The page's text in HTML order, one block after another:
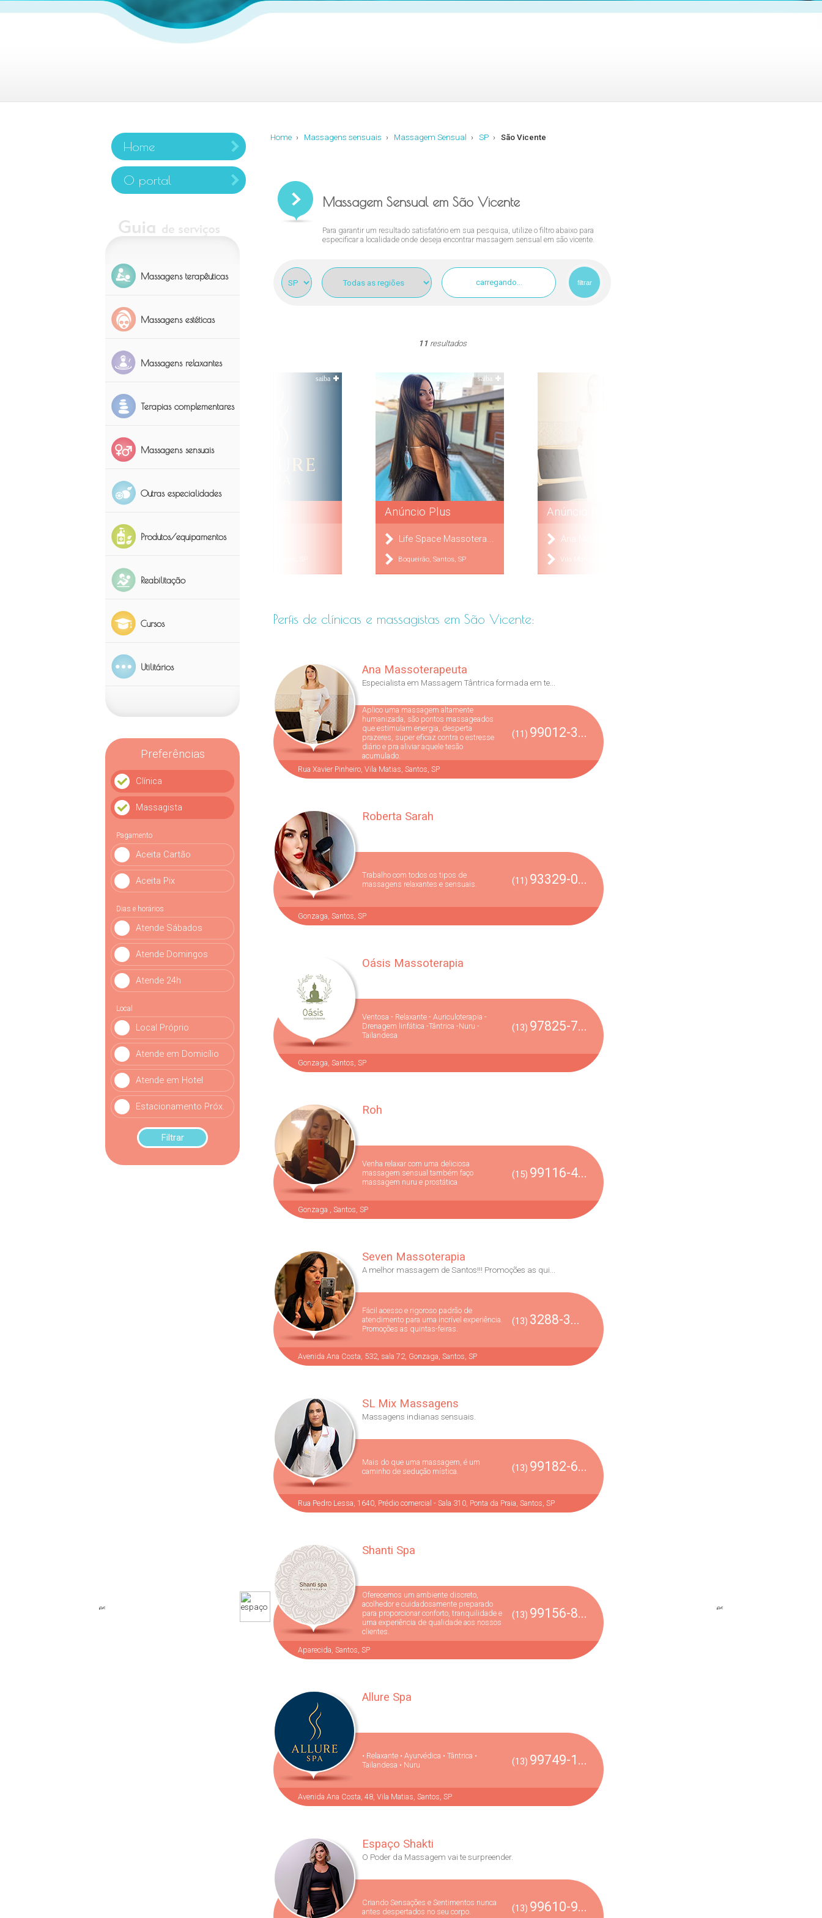
Home
O portal
Massagens terapêuticas
Massagens estéticas
Massagens relaxantes
Terapias complementares
Massagens sensuais
Outras especialidades
Produtos/equipamentos
Reabilitação
Cursos
Utilitários
Preferências
Clínica
Massagista
Pagamento
Aceita Cartão
Aceita Pix
Dias e horários
Atende Sábados
Atende Domingos
Atende 24h
Local
Local Próprio
Atende em Domicílio
Atende em Hotel
Estacionamento Próx.
Filtrar
Home › Massagens sensuais › Massagem Sensual › SP › São Vicente
Massagem Sensual em São Vicente
Para garantir um resultado satisfatório em sua pesquisa, utilize o filtro abaixo para
especificar a localidade onde deseja encontrar massagem sensual em são vicente.
carregando... filtrar
11resultados
saiba saiba
Anúncio Plus
Life Space Massotera...
Boqueirão, Santos, SP
Anúncio Plus
Ana Massoterapeuta
Vila Matias, Santos, SP
Perfis de clínicas e massagistas em São Vicente:
Ana Massoterapeuta
Especialista em Massagem Tântrica formada em te...
Aplico uma massagem altamente
humanizada, são pontos massageados
que estimulam energia, desperta
prazeres, super eficaz contra o estresse
diário e pra aliviar aquele tesão
acumulado.
(11) 99012-3...
Rua Xavier Pinheiro, Vila Matias, Santos, SP
Roberta Sarah
Trabalho com todos os tipos de
massagens relaxantes e sensuais.
(11) 93329-0...
Gonzaga, Santos, SP
Oásis Massoterapia
Ventosa - Relaxante - Auriculoterapia -
Drenagem linfática -Tântrica -Nuru -
Tailandesa
(13) 97825-7...
Gonzaga, Santos, SP
Roh
Venha relaxar com uma deliciosa
massagem sensual também faço
massagem nuru e prostática
(15) 99116-4...
Gonzaga , Santos, SP
Seven Massoterapia
A melhor massagem de Santos!!! Promoções as qui...
Fácil acesso e rigoroso padrão de
atendimento para uma incrível experiência.
Promoções as quintas-feiras.
(13) 3288-3...
Avenida Ana Costa, 532, sala 72, Gonzaga, Santos, SP
SL Mix Massagens
Massagens indianas sensuais.
Mais do que uma massagem, é um
caminho de sedução mística.
(13) 99182-6...
Rua Pedro Lessa, 1640, Prédio comercial - Sala 310, Ponta da Praia, Santos, SP
Shanti Spa
Oferecemos um ambiente discreto,
acolhedor e cuidadosamente preparado
para proporcionar conforto, tranquilidade e
uma experiência de qualidade aos nossos
clientes.
(13) 99156-8...
Aparecida, Santos, SP
Allure Spa
• Relaxante • Ayurvédica • Tântrica •
Tailandesa • Nuru
(13) 99749-1...
Avenida Ana Costa, 48, Vila Matias, Santos, SP
Espaço Shakti
O Poder da Massagem vai te surpreender.
Criando Sensações e Sentimentos nunca
antes despertados no seu corpo.
(13) 99610-9...